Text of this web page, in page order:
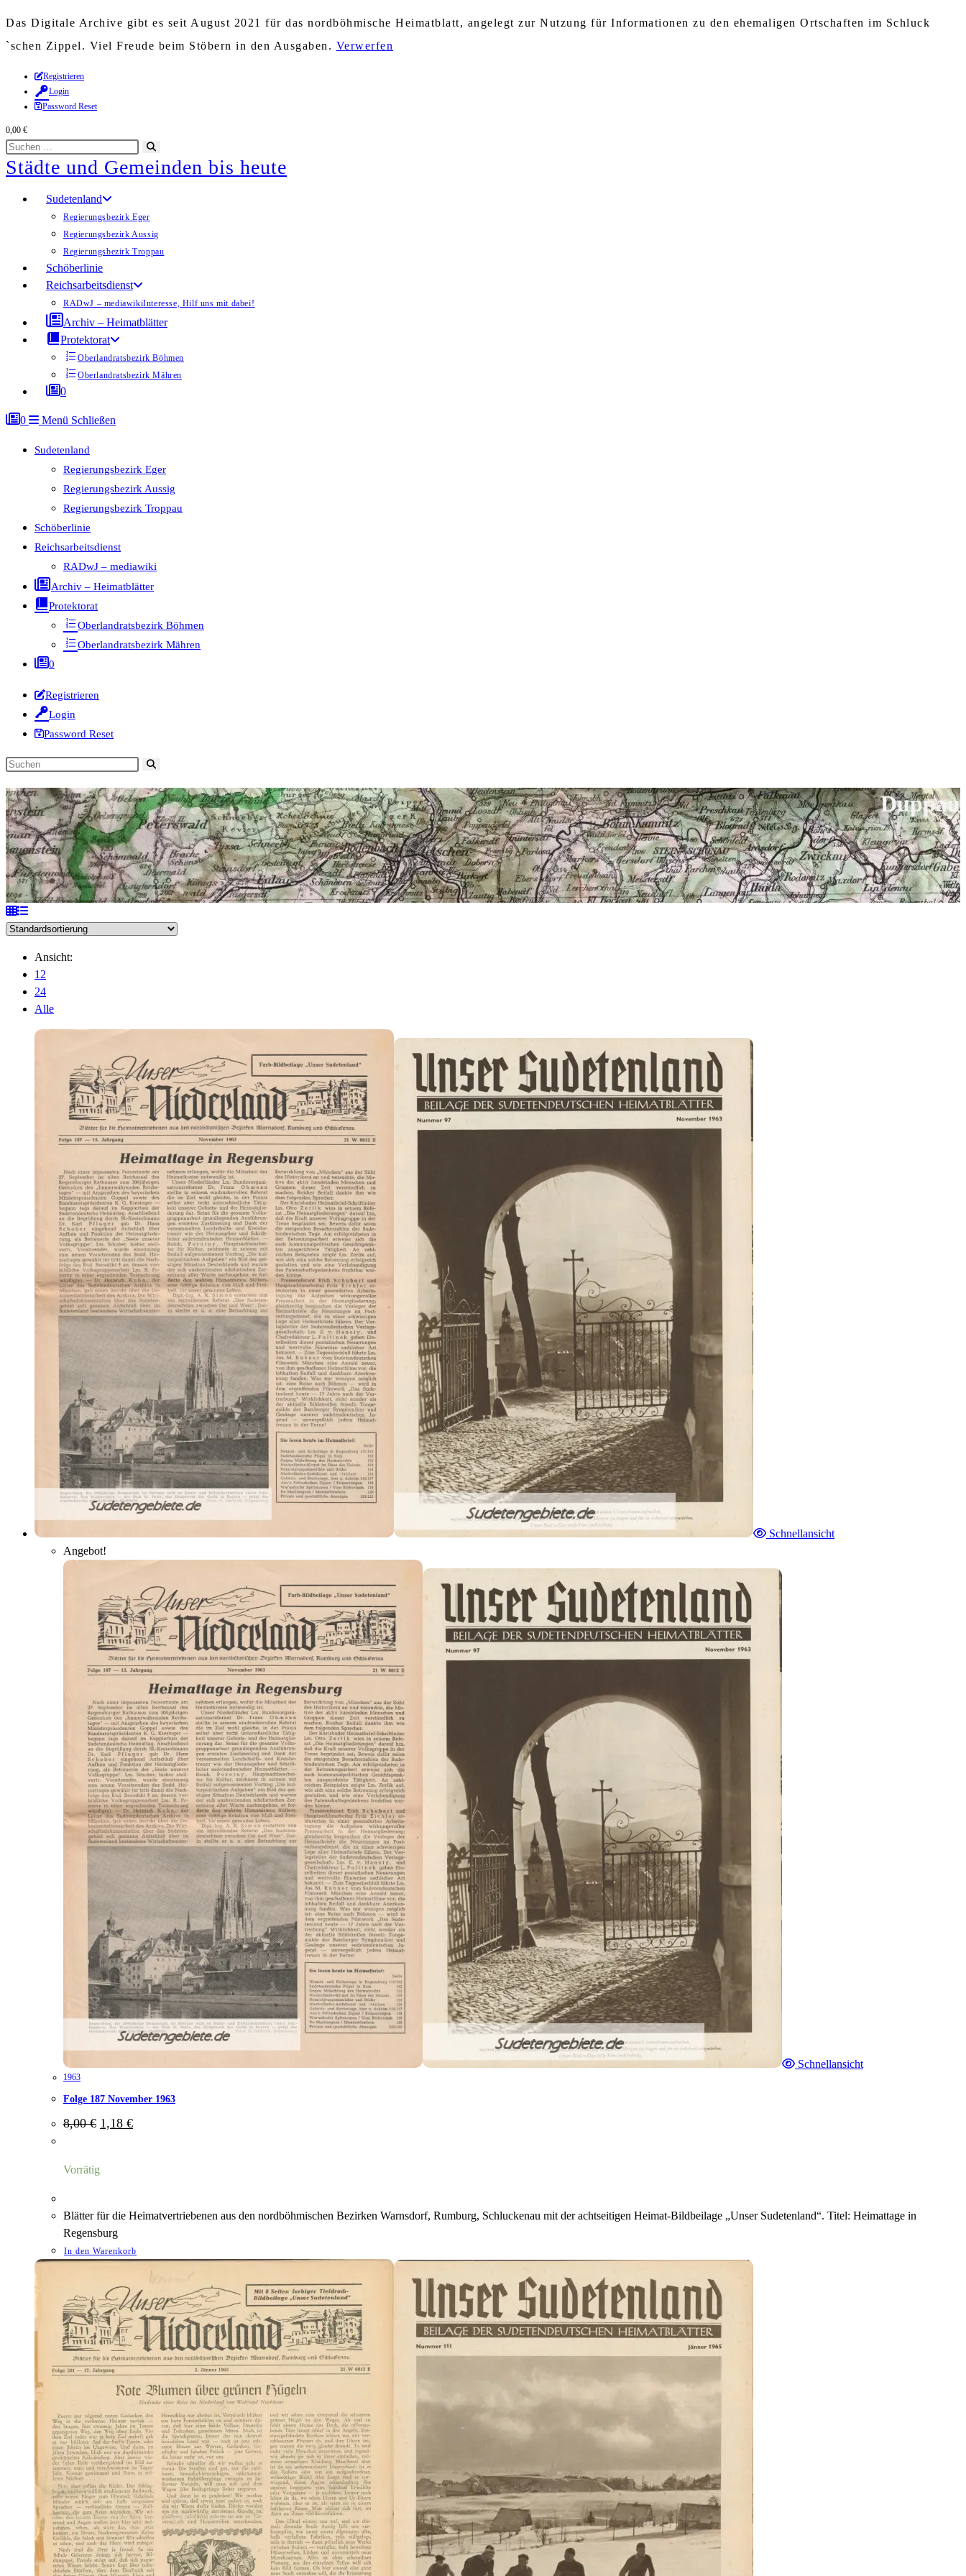
Das Digitale Archive gibt es seit August 2021 für das nordböhmische Heimatblatt, angelegt zur Nutzung für Informationen zu den ehemaligen Ortschaften im Schluck
`schen Zippel. Viel Freude beim Stöbern in den Ausgaben. Verwerfen
Zum
Inhalt
springen
Registrieren
Login
Password Reset
0,00 €
Diese
Website
durchsuchen
starten
Städte und Gemeinden bis heute
Sudetenland
Regierungsbezirk Eger
Regierungsbezirk Aussig
Regierungsbezirk Troppau
Schöberlinie
Reichsarbeitsdienst
RADwJ – mediawikiInteresse, Hilf uns mit dabei!
Archiv – Heimatblätter
Protektorat
Oberlandratsbezirk Böhmen
Oberlandratsbezirk Mähren
0
0 Menü Schließen
Sudetenland
Regierungsbezirk Eger
Regierungsbezirk Aussig
Regierungsbezirk Troppau
Schöberlinie
Reichsarbeitsdienst
RADwJ – mediawiki
Archiv – Heimatblätter
Protektorat
Oberlandratsbezirk Böhmen
Oberlandratsbezirk Mähren
0
Registrieren
Login
Password Reset
Diese
durchsuchen
Duppau
Ansicht:
12
24
Alle
Schnellansicht
Angebot!
Schnellansicht
1963
Folge 187 November 1963
8,00€ Ursprünglicher
Preis
1,18 €Aktueller
Preis
Vorrätig
Blätter für die Heimatvertriebenen aus den nordböhmischen Bezirken Warnsdorf, Rumburg, Schluckenau mit der achtseitigen Heimat-Bildbeilage „Unser Sudetenland“. Titel: Heimattage in
Regensburg
In den Warenkorb